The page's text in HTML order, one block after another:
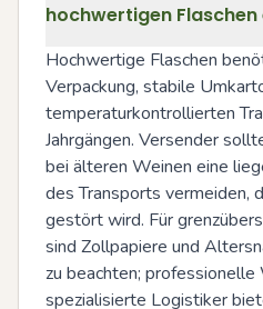
hochwertigen
Hochwertige Flaschen
Verpackung, stabile
temperaturkontrollierten
Jahrgängen. Versender
bei älteren Weinen eine
des Transports vermeiden,
gestört wird. Für
sind Zollpapiere und
zu beachten;
spezialisierte Logistiker